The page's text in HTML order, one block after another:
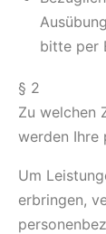
bitte per
§ 2
Zu welchen
werden Ihre
Um
erbringen,